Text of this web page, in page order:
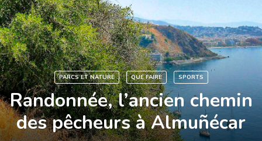
PARCS ET NATURE QUE FAIRE SPORTS
Randonnée, l’ancien chemin
des pêcheurs à Almuñécar